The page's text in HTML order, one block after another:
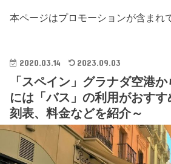
本ページはプロモーションが含まれ
2020.03.14 2023.09.03
「スペイン」グラナダ空港
には「バス」の利用がおす
刻表、料金などを紹介～